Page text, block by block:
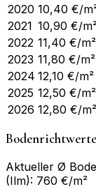
2020 10,40 €/
2021 10,90 €/
2022 11,40 €/m²
2023 11,80 €/m²
2024 12,10 €/m²
2025 12,50 €/m²
2026 12,80 €/m²
Aktueller Ø
(Ilm): 760 €/m²